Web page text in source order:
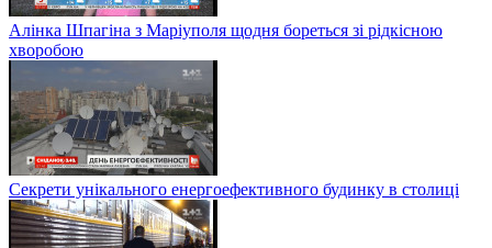
Алінка Шпагіна з Маріуполя щодня бореться зі рідкісною
хворобою
Секрети унікального енергоефективного будинку в столиці